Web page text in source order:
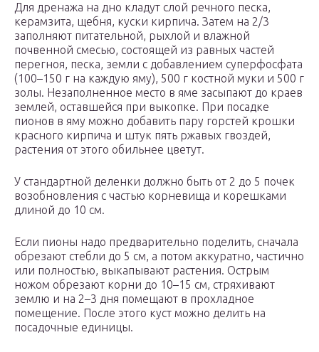
Для дренажа на дно кладут слой речного песка,
керамзита, щебня, куски кирпича. Затем на 2/3
заполняют питательной, рыхлой и влажной
почвенной смесью, состоящей из равных частей
перегноя, песка, земли с добавлением суперфосфата
(100–150 г на каждую яму), 500 г костной муки и 500 г
золы. Незаполненное место в яме засыпают до краев
землей, оставшейся при выкопке. При посадке
пионов в яму можно добавить пару горстей крошки
красного кирпича и штук пять ржавых гвоздей,
растения от этого обильнее цветут.
У стандартной деленки должно быть от 2 до 5 почек
возобновления с частью корневища и корешками
длиной до 10 см.
Если пионы надо предварительно поделить, сначала
обрезают стебли до 5 см, а потом аккуратно, частично
или полностью, выкапывают растения. Острым
ножом обрезают корни до 10–15 см, стряхивают
землю и на 2–3 дня помещают в прохладное
помещение. После этого куст можно делить на
посадочные единицы.